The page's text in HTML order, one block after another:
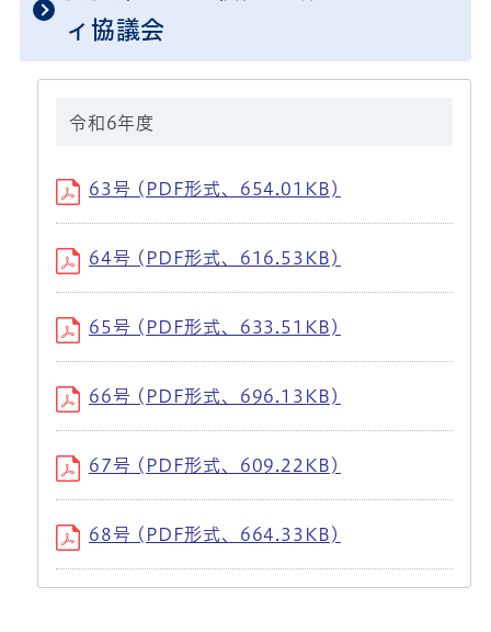
ィ協議会
令和6年度
63号 (PDF形式、654.01KB)
64号 (PDF形式、616.53KB)
65号 (PDF形式、633.51KB)
66号 (PDF形式、696.13KB)
67号 (PDF形式、609.22KB)
68号 (PDF形式、664.33KB)